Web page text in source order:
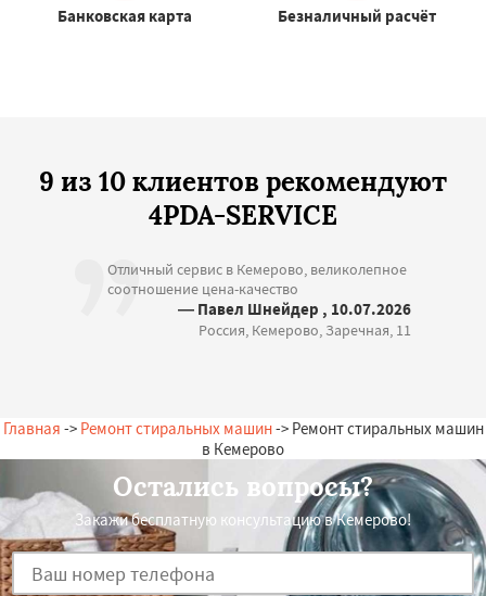
Банковская карта Безналичный расчёт
9 из 10 клиентов рекомендуют
4PDA-SERVICE
Отличный сервис в Кемерово, великолепное
соотношение цена-качество
— Павел Шнейдер , 10.07.2026
Россия, Кемерово, Заречная, 11
Главная -> Ремонт стиральных машин-> Ремонт стиральных машин
в Кемерово
Остались вопросы?
Закажи бесплатную консультацию в Кемерово!